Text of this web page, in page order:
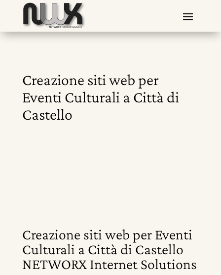
Creazione siti web per
Eventi Culturali a Città di
Castello
Creazione siti web per Eventi
Culturali a Città di Castello
NETWORX Internet Solutions